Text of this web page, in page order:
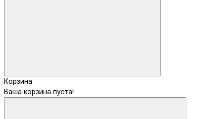
Корзина
Ваша корзина пуста!